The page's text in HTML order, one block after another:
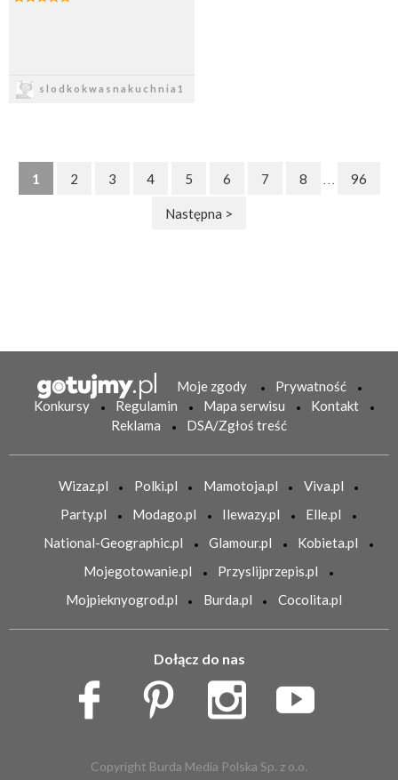
slodkokwasnakuchnia1
1 2 3 4 5 6 7 8 96
Następna >
Moje zgody
Prywatność
Konkursy
Regulamin Mapa serwisu
Kontakt
Reklama
DSA/Zgłoś treść
Wizaz.pl Polki.pl Mamotoja.pl
Viva.pl
Party.pl
Modago.pl Ilewazy.pl
Elle.pl
National-Geographic.pl
Glamour.pl
Kobieta.pl
Mojegotowanie.pl
Przyslijprzepis.pl
Mojpieknyogrod.pl
Burda.pl Cocolita.pl
Dołącz do nas
Copyright Burda Media Polska Sp. z o.o.